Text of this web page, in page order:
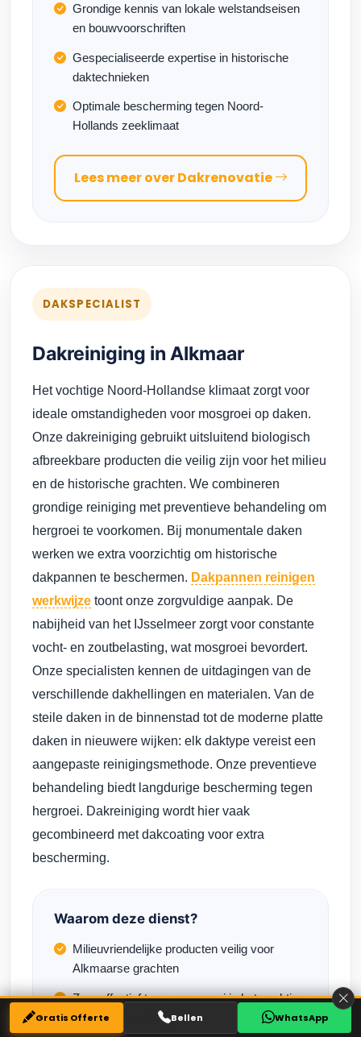
Grondige kennis van lokale welstandseisen
en bouwvoorschriften
Gespecialiseerde expertise in historische
daktechnieken
Optimale bescherming tegen Noord-
Hollands zeeklimaat
Lees meer over Dakrenovatie
DAKSPECIALIST
Dakreiniging in Alkmaar
Het vochtige Noord-Hollandse klimaat zorgt voor
ideale omstandigheden voor mosgroei op daken.
Onze dakreiniging gebruikt uitsluitend biologisch
afbreekbare producten die veilig zijn voor het milieu
en de historische grachten. We combineren
grondige reiniging met preventieve behandeling om
hergroei te voorkomen. Bij monumentale daken
werken we extra voorzichtig om historische
dakpannen te beschermen. Dakpannen reinigen
werkwijze toont onze zorgvuldige aanpak. De
nabijheid van het IJsselmeer zorgt voor constante
vocht- en zoutbelasting, wat mosgroei bevordert.
Onze specialisten kennen de uitdagingen van de
verschillende dakhellingen en materialen. Van de
steile daken in de binnenstad tot de moderne platte
daken in nieuwere wijken: elk daktype vereist een
aangepaste reinigingsmethode. Onze preventieve
behandeling biedt langdurige bescherming tegen
hergroei. Dakreiniging wordt hier vaak
gecombineerd met dakcoating voor extra
bescherming.
Waarom deze dienst?
Milieuvriendelijke producten veilig voor
Alkmaarse grachten
Zeer effectief tegen mosgroei in het vochtige
Noord-Hollandse klimaat
Gratis Offerte Bellen WhatsApp